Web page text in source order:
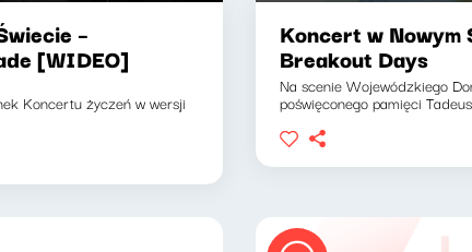
–
[WIDEO]
Koncertu życzeń w wersji
Koncert w Nowym
Breakout Days
Na scenie Wojewódzkiego
poświęconego pamięci